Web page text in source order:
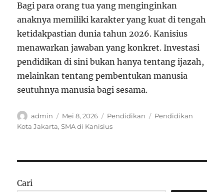
Bagi para orang tua yang menginginkan
anaknya memiliki karakter yang kuat di tengah
ketidakpastian dunia tahun 2026. Kanisius
menawarkan jawaban yang konkret. Investasi
pendidikan di sini bukan hanya tentang ijazah,
melainkan tentang pembentukan manusia
seutuhnya manusia bagi sesama.
Author
admin
Posted
on
Mei 8, 2026 Categories
Pendidikan Tags
Pendidikan
Kota Jakarta,SMA di Kanisius
Cari